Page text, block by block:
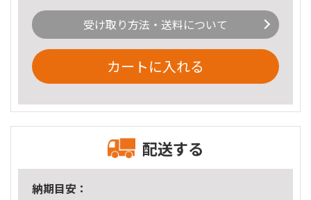
受け取り方法・送料について
カートに入れる
配送する
納期目安：